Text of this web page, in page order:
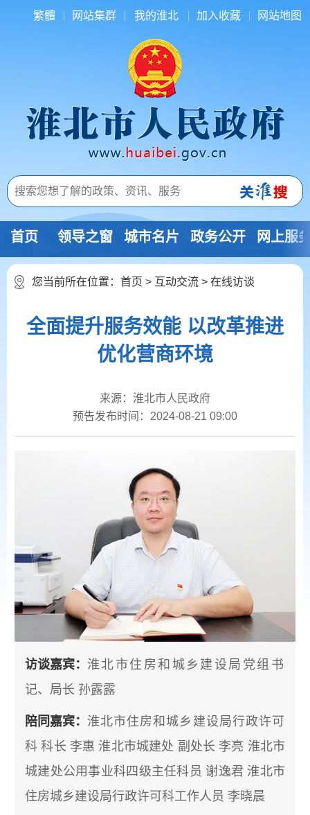
繁體 网站集群 我的淮北 加入收藏 网站地图
首页 领导之窗 城市名片 政务公开 网上服
您当前所在位置： 首页 > 互动交流 > 在线访谈
全面提升服务效能 以改革推进
优化营商环境
来源：淮北市人民政府
预告发布时间：2024-08-21 09:00
访谈嘉宾： 淮北市住房和城乡建设局党组书
记、局长 孙露露
陪同嘉宾： 淮北市住房和城乡建设局行政许可
科 科长 李惠 淮北市城建处 副处长 李亮 淮北市
城建处公用事业科四级主任科员 谢逸君 淮北市
住房城乡建设局行政许可科工作人员 李晓晨